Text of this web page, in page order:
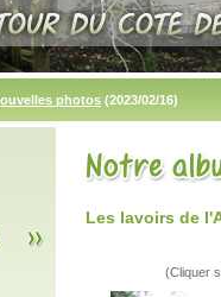
photos (2023/02/16)
Les lavoirs de
(Cliquer